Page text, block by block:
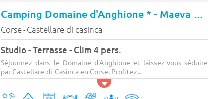
Camping Domaine d'Anghione * - Maeva Camping
Corse- Castellare di casinca
Studio - Terrasse - Clim 4 pers.
Séjournez dans le Domaine d'Anghione et laissez-vous séduire
par Castellare-di-Casinca en Corse. Profitez...